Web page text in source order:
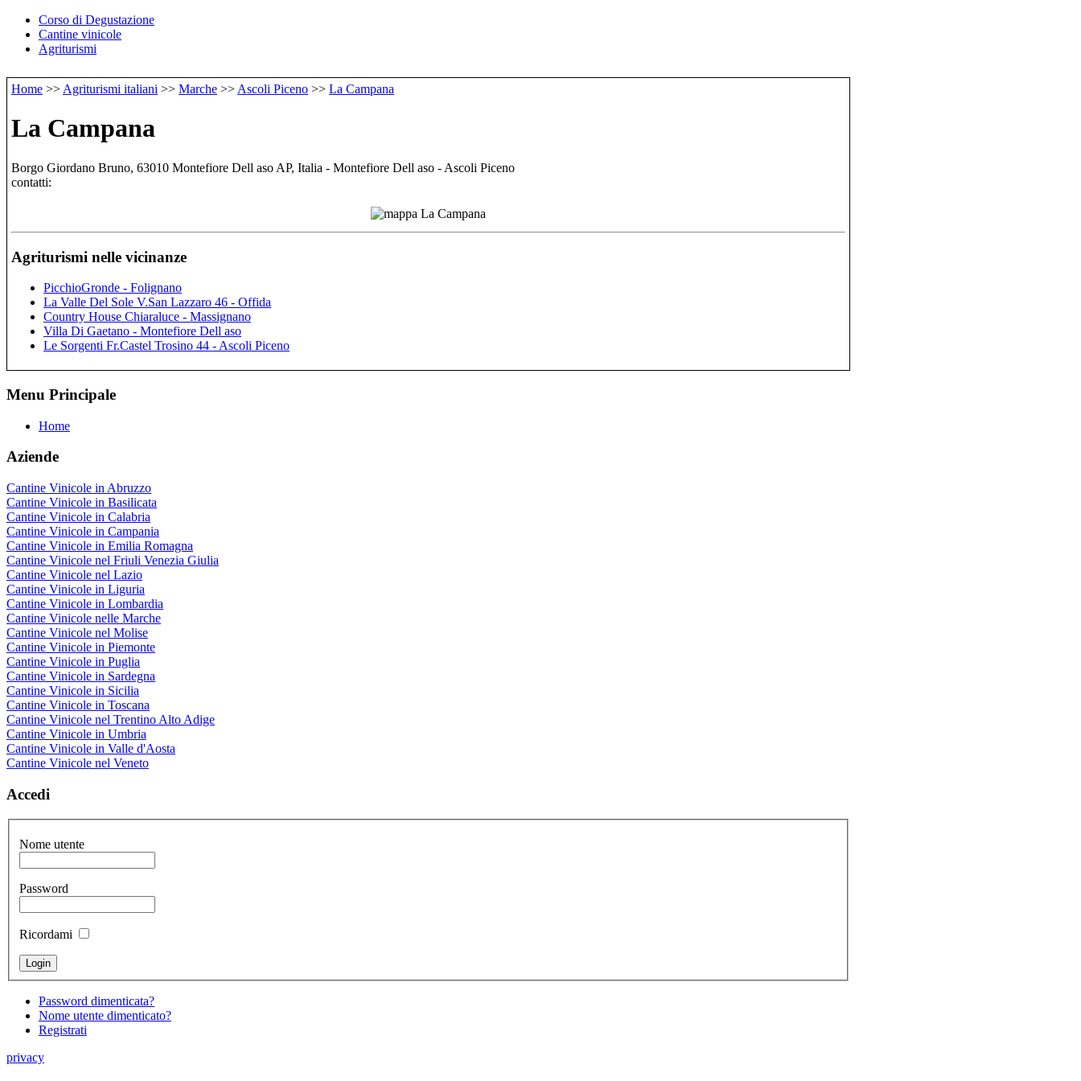
Corso di Degustazione
Cantine vinicole
Agriturismi
Home >> Agriturismi italiani >> Marche >> Ascoli Piceno >> La Campana
La Campana
Borgo Giordano Bruno, 63010 Montefiore Dell aso AP, Italia - Montefiore Dell aso - Ascoli Piceno
contatti:
Agriturismi nelle vicinanze
PicchioGronde - Folignano
La Valle Del Sole V.San Lazzaro 46 - Offida
Country House Chiaraluce - Massignano
Villa Di Gaetano - Montefiore Dell aso
Le Sorgenti Fr.Castel Trosino 44 - Ascoli Piceno
Menu Principale
Home
Aziende
Cantine Vinicole in Abruzzo
Cantine Vinicole in Basilicata
Cantine Vinicole in Calabria
Cantine Vinicole in Campania
Cantine Vinicole in Emilia Romagna
Cantine Vinicole nel Friuli Venezia Giulia
Cantine Vinicole nel Lazio
Cantine Vinicole in Liguria
Cantine Vinicole in Lombardia
Cantine Vinicole nelle Marche
Cantine Vinicole nel Molise
Cantine Vinicole in Piemonte
Cantine Vinicole in Puglia
Cantine Vinicole in Sardegna
Cantine Vinicole in Sicilia
Cantine Vinicole in Toscana
Cantine Vinicole nel Trentino Alto Adige
Cantine Vinicole in Umbria
Cantine Vinicole in Valle d'Aosta
Cantine Vinicole nel Veneto
Accedi
Nome utente
Password
Ricordami
Password dimenticata?
Nome utente dimenticato?
Registrati
privacy